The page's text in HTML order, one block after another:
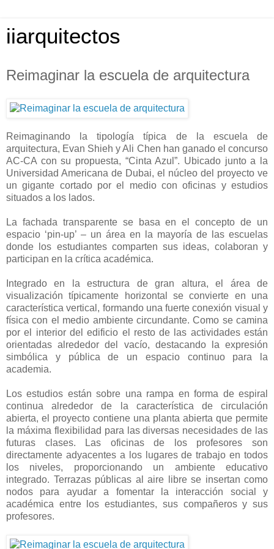
iiarquitectos
Reimaginar la escuela de arquitectura
Reimaginando la tipología típica de la escuela de
arquitectura, Evan Shieh y Ali Chen han ganado el concurso
AC-CA con su propuesta, “Cinta Azul”. Ubicado junto a la
Universidad Americana de Dubai, el núcleo del proyecto ve
un gigante cortado por el medio con oficinas y estudios
situados a los lados.
La fachada transparente se basa en el concepto de un
espacio ‘pin-up’ – un área en la mayoría de las escuelas
donde los estudiantes comparten sus ideas, colaboran y
participan en la crítica académica.
Integrado en la estructura de gran altura, el área de
visualización típicamente horizontal se convierte en una
característica vertical, formando una fuerte conexión visual y
física con el medio ambiente circundante. Como se camina
por el interior del edificio el resto de las actividades están
orientadas alrededor del vacío, destacando la expresión
simbólica y pública de un espacio continuo para la
academia.
Los estudios están sobre una rampa en forma de espiral
continua alrededor de la característica de circulación
abierta, el proyecto contiene una planta abierta que permite
la máxima flexibilidad para las diversas necesidades de las
futuras clases. Las oficinas de los profesores son
directamente adyacentes a los lugares de trabajo en todos
los niveles, proporcionando un ambiente educativo
integrado. Terrazas públicas al aire libre se insertan como
nodos para ayudar a fomentar la interacción social y
académica entre los estudiantes, sus compañeros y sus
profesores.